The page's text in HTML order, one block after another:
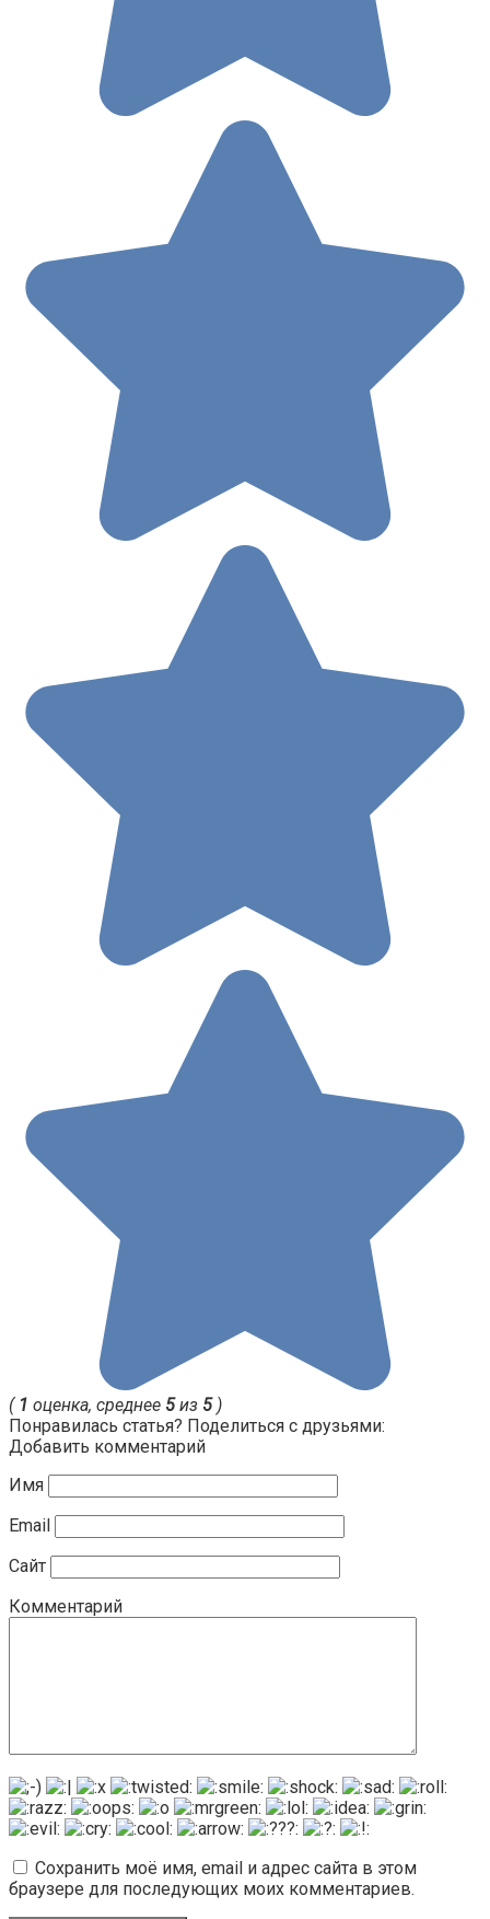
( 1 оценка, среднее 5из 5)
Понравилась статья? Поделиться с друзьями:
Добавить комментарий
Имя
Email
Сайт
Комментарий
Сохранить моё имя, email и адрес сайта в этом
браузере для последующих моих комментариев.